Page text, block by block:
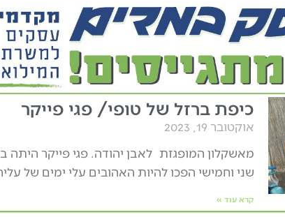
כיפת ברזל של טופי/ פגי פייקר
אוקטובר 19, 2023
מאשקלון המופגזת לאבן יהודה. פגי פייקר היתה
שני וחמישי הפכו להיות האהובים עלי ימים של
קרא עוד »